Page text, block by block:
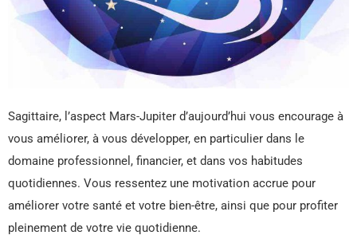
Sagittaire, l’aspect Mars-Jupiter d’aujourd’hui vous encourage à
vous améliorer, à vous développer, en particulier dans le
domaine professionnel, financier, et dans vos habitudes
quotidiennes. Vous ressentez une motivation accrue pour
améliorer votre santé et votre bien-être, ainsi que pour profiter
pleinement de votre vie quotidienne.